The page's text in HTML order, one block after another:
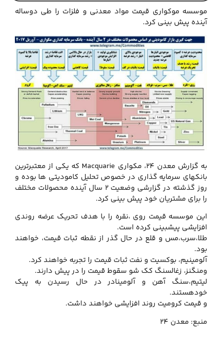
موسسه موکواری قیمت مواد معدنی و فلزات را طی دوساله
آینده پیش بینی کرد.
به گزارش معدن 24، مکواری Macquarie که یکی از معتبرترین
بانکهای سرمایه گذاری در خصوص تحلیل کامودیتی ها بوده و
روز گذشته در گزارشی وضعیت 2 سال آینده محصولات مختلف
را برای مشتریان خود پیش بینی کرد.
این موسسه قیمت روی ،نقره را با هدف تحریک عرضه روندی
افزایشی پیشبینی کرده است.
طلا،سرب،مس و قلع در حال گذر از نقطه ثبات قیمت، خواهند
بود.
آلومینیم، بوکسیت و نفت ثبات قیمت را تجربه خواهند کرد.
ومنگنز، زغالسنگ کک شو سقوط قیمت را در پیش دارند.
لیتیم،سنگ آهن و آلومینادر در حال رسیدن به پیک
خودهستند.
و قیمت کرومیت روند افزایشی خواهند داشت.
منبع: معدن 24